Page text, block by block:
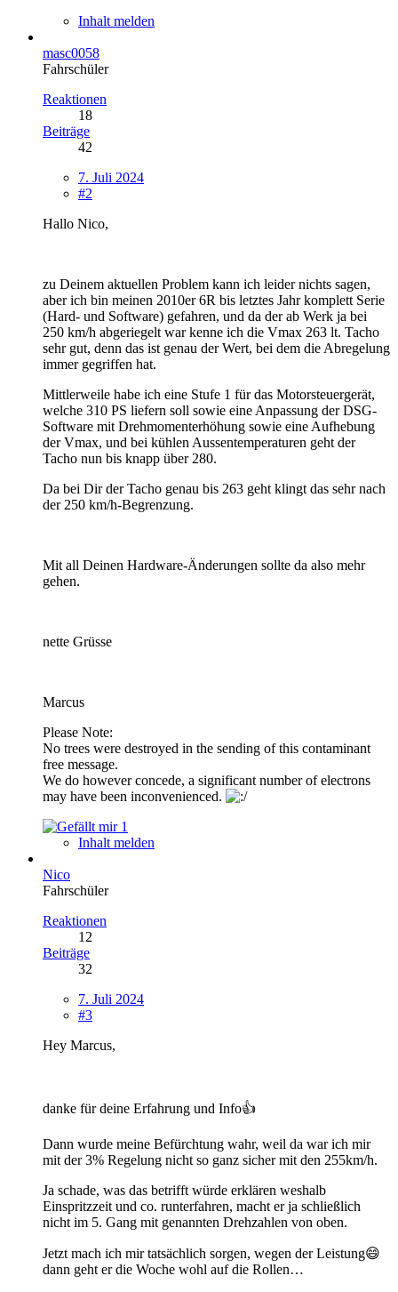
Inhalt melden
masc0058
Fahrschüler
Reaktionen
18
Beiträge
42
7. Juli 2024
#2
Hallo Nico,
zu Deinem aktuellen Problem kann ich leider nichts sagen,
aber ich bin meinen 2010er 6R bis letztes Jahr komplett Serie
(Hard- und Software) gefahren, und da der ab Werk ja bei
250 km/h abgeriegelt war kenne ich die Vmax 263 lt. Tacho
sehr gut, denn das ist genau der Wert, bei dem die Abregelung
immer gegriffen hat.
Mittlerweile habe ich eine Stufe 1 für das Motorsteuergerät,
welche 310 PS liefern soll sowie eine Anpassung der DSG-
Software mit Drehmomenterhöhung sowie eine Aufhebung
der Vmax, und bei kühlen Aussentemperaturen geht der
Tacho nun bis knapp über 280.
Da bei Dir der Tacho genau bis 263 geht klingt das sehr nach
der 250 km/h-Begrenzung.
Mit all Deinen Hardware-Änderungen sollte da also mehr
gehen.
nette Grüsse
Marcus
Please Note:
No trees were destroyed in the sending of this contaminant
free message.
We do however concede, a significant number of electrons
may have been inconvenienced.
1
Inhalt melden
Nico
Fahrschüler
Reaktionen
12
Beiträge
32
7. Juli 2024
#3
Hey Marcus,
danke für deine Erfahrung und Info👍
Dann wurde meine Befürchtung wahr, weil da war ich mir
mit der 3% Regelung nicht so ganz sicher mit den 255km/h.
Ja schade, was das betrifft würde erklären weshalb
Einspritzzeit und co. runterfahren, macht er ja schließlich
nicht im 5. Gang mit genannten Drehzahlen von oben.
Jetzt mach ich mir tatsächlich sorgen, wegen der Leistung😄
dann geht er die Woche wohl auf die Rollen…